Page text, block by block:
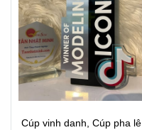
Cúp vinh danh, Cúp pha lê